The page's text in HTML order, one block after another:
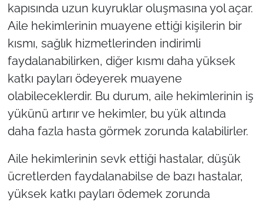
kapısında uzun kuyruklar oluşmasına yol açar.
Aile hekimlerinin muayene ettiği kişilerin bir
kısmı, sağlık hizmetlerinden indirimli
faydalanabilirken, diğer kısmı daha yüksek
katkı payları ödeyerek muayene
olabileceklerdir. Bu durum, aile hekimlerinin iş
yükünü artırır ve hekimler, bu yük altında
daha fazla hasta görmek zorunda kalabilirler.
Aile hekimlerinin sevk ettiği hastalar, düşük
ücretlerden faydalanabilse de bazı hastalar,
yüksek katkı payları ödemek zorunda